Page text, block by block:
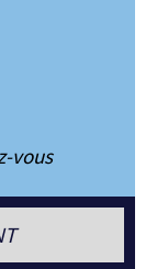
vous